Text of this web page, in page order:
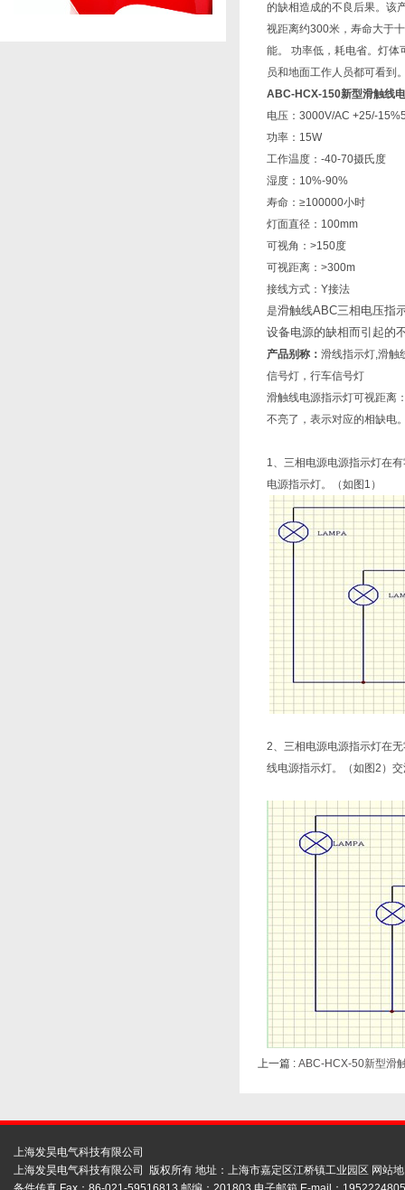
的缺相造成的不良后果。该
视距离约300米，寿命大于
能。 功率低，耗电省。灯
员和地面工作人员都可看到
ABC-HCX-150新型滑触线
电压：3000V/AC +25/-
功率：15W
工作温度：-40-70摄氏度
湿度：10%-90%
寿命：≥100000小时
灯面直径：100mm
可视角：>150度
可视距离：>300m
接线方式：Y接法
是滑触线ABC三相电压指
设备电源的缺相而引起的
产品别称： 滑线指示灯,滑触
信号灯，行车信号灯
滑触线电源指示灯可视距离
不亮了，表示对应的相缺电
1、三相电源电源指示灯在
电源指示灯。（如图1）
2、三相电源电源指示灯在
线电源指示灯。（如图2）
上一篇 : ABC-HCX-50新型滑
上海发昊电气科技有限公司
上海发昊电气科技有限公司 版权所有 地址：上海市嘉定区江桥镇工业园区 网站